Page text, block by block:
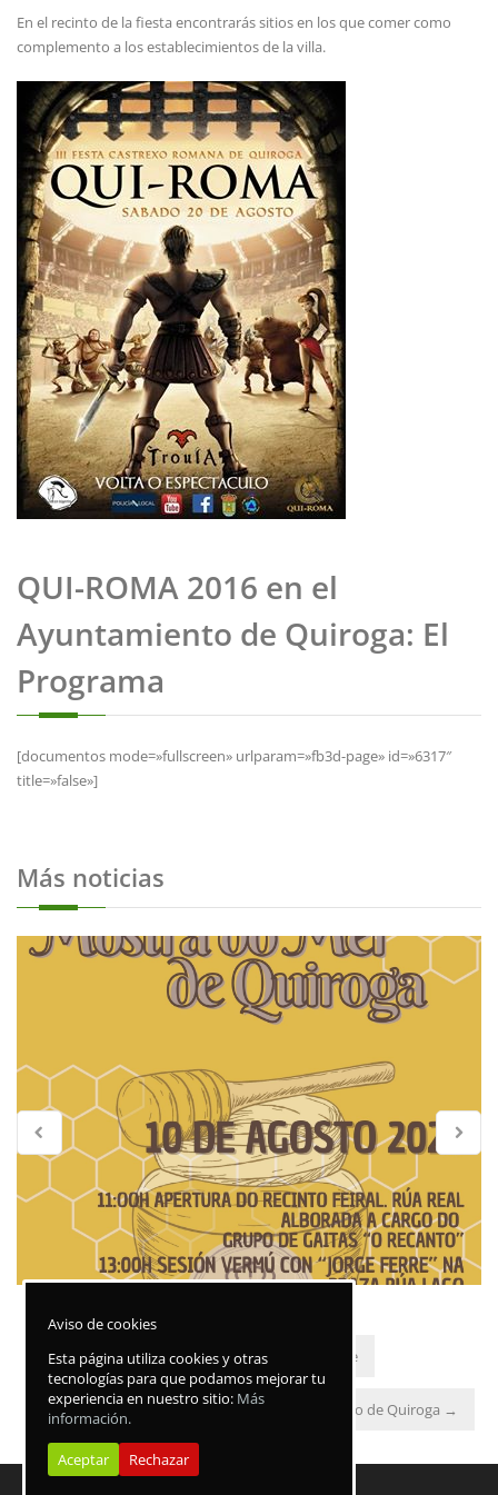
En el recinto de la fiesta encontrarás sitios en los que comer como
complemento a los establecimientos de la villa.
QUI-ROMA 2016 en el
Ayuntamiento de Quiroga: El
Programa
[documentos mode=»fullscreen» urlparam=»fb3d-page» id=»6317″
title=»false»]
Más noticias
←VI Fiesta del Oro de Margaride
III Concentración «A Curuxa» en el Ayuntamiento de Quiroga →
Aviso de cookies
Esta página utiliza cookies y otras
tecnologías para que podamos mejorar tu
experiencia en nuestro sitio: Más
información.
Aceptar Rechazar